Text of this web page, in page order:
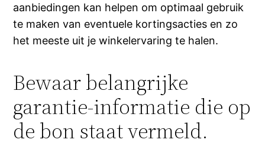
aanbiedingen kan helpen om optimaal gebruik
te maken van eventuele kortingsacties en zo
het meeste uit je winkelervaring te halen.
Bewaar belangrijke
garantie-informatie die op
de bon staat vermeld.